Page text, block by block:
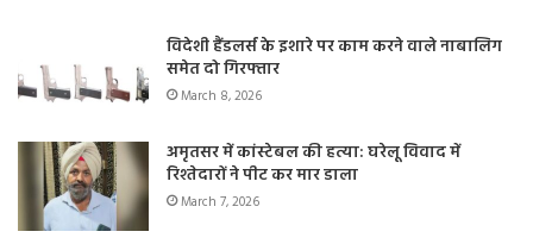
विदेशी हैंडलर्स के इशारे पर काम करने वाले नाबालिग
समेत दो गिरफ्तार
March 8, 2026
अमृतसर में कांस्टेबल की हत्या: घरेलू विवाद में
रिश्तेदारों ने पीट कर मार डाला
March 7, 2026